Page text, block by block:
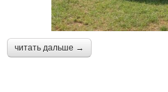
читать дальше →